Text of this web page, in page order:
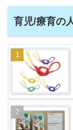
育児/療育の